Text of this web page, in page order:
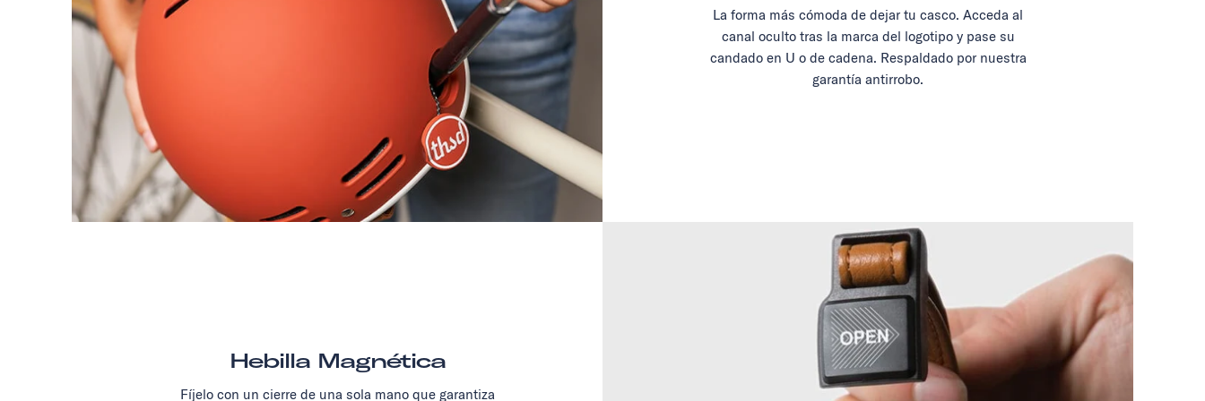
La forma más cómoda de dejar tu casco. Acceda al
canal oculto tras la marca del logotipo y pase su
candado en U o de cadena. Respaldado por nuestra
garantía antirrobo.
Hebilla Magnética
Fíjelo con un cierre de una sola mano que garantiza